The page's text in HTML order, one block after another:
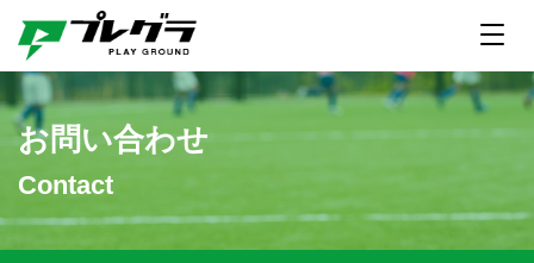
お問い合わせ
Contact